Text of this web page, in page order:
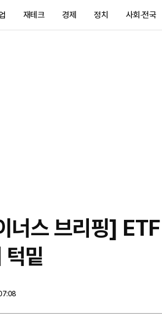
재테크 경제 정치 사회·전국
너스 브리핑] ETF
턱밑